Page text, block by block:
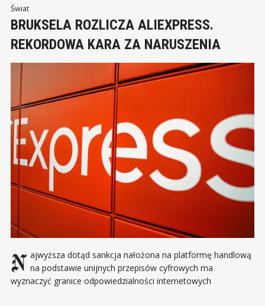
mln ton,
Świat
BRUKSELA ROZLICZA ALIEXPRESS.
REKORDOWA KARA ZA NARUSZENIA
Najwyższa dotąd sankcja nałożona na platformę handlową na podstawie unijnych przepisów cyfrowych ma
wyznaczyć granice odpowiedzialności internetowych